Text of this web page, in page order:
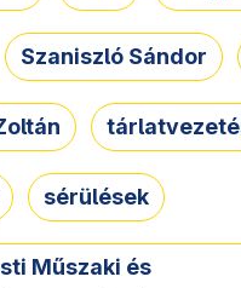
Szaniszló Sándor
sérülések
Műszaki és